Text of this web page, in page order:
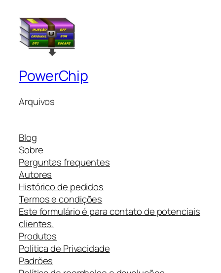
PowerChip
Arquivos
Blog
Sobre
Perguntas frequentes
Autores
Histórico de pedidos
Termos e condições
Este formulário é para contato de potenciais
clientes.
Produtos
Política de Privacidade
Padrões